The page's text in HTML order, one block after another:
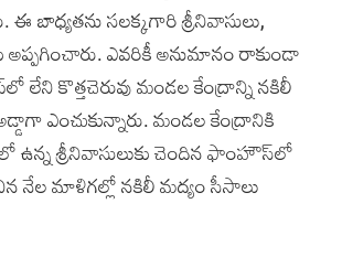
ఈ బాధ్యతను సలక్కగారి శ్రీనివాసులు,
ఎవరికీ అనుమానం రాకుండా
కొత్తచెరువు మండల కేంద్రాన్ని నకిలీ
ఎంచుకున్నారు. మండల కేంద్రానికి
ఉన్న శ్రీనివాసులుకు చెందిన ఫాంహౌస్‌లో
నేల మాళిగల్లో నకిలీ మద్యం సీసాలు